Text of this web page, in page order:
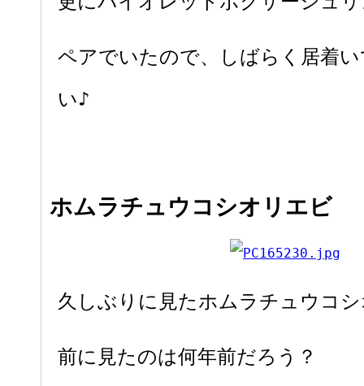
ペアでいたので、しばらく居着
い♪
ホムラチュウコシオリエビ
久しぶりに見たホムラチュウコ
前に見たのは何年前だろう？